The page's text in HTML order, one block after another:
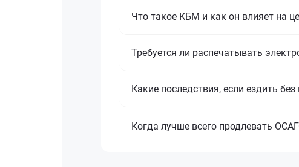
Что такое КБМ и как он влияет на
Требуется ли распечатывать
Какие последствия, если ездить
Когда лучше всего продлевать